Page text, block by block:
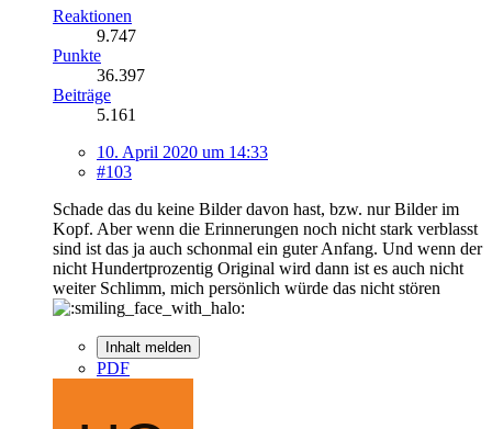
Reaktionen
9.747
Punkte
36.397
Beiträge
5.161
10. April 2020 um 14:33
#103
Schade das du keine Bilder davon hast, bzw. nur Bilder im
Kopf. Aber wenn die Erinnerungen noch nicht stark verblasst
sind ist das ja auch schonmal ein guter Anfang. Und wenn der
nicht Hundertprozentig Original wird dann ist es auch nicht
weiter Schlimm, mich persönlich würde das nicht stören
Inhalt melden
PDF